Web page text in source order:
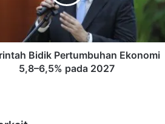
Bidik Pertumbuhan Ekonomi
5,8–6,5% pada 2027